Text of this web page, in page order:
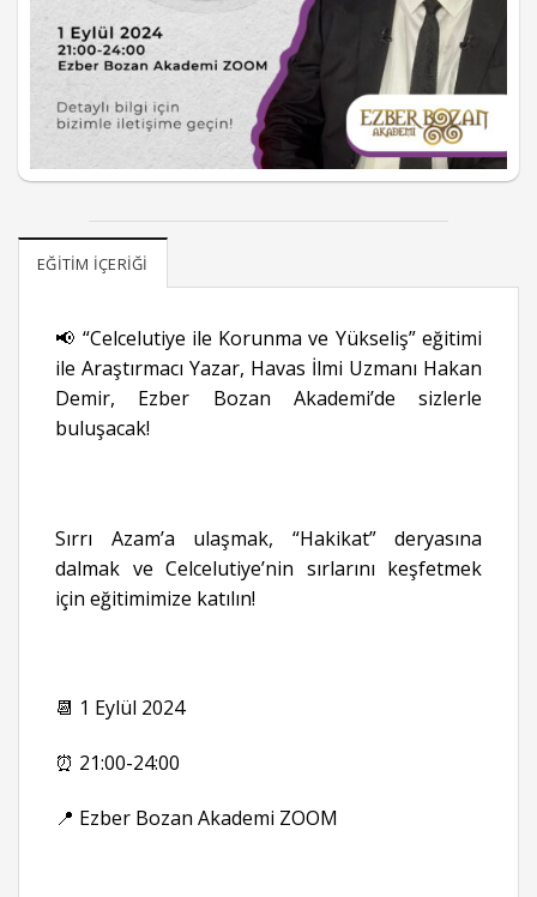
EĞITIM İÇERIĞI
📢 “Celcelutiye ile Korunma ve Yükseliş” eğitimi
ile Araştırmacı Yazar, Havas İlmi Uzmanı Hakan
Demir, Ezber Bozan Akademi’de sizlerle
buluşacak!
Sırrı Azam’a ulaşmak, “Hakikat” deryasına
dalmak ve Celcelutiye’nin sırlarını keşfetmek
için eğitimimize katılın!
📆 1 Eylül 2024
⏰ 21:00-24:00
📍 Ezber Bozan Akademi ZOOM